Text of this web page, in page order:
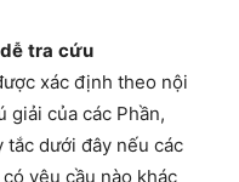
dễ tra cứu
xác định theo nội
giải của các Phần,
tắc dưới đây nếu các
yêu cầu nào khác